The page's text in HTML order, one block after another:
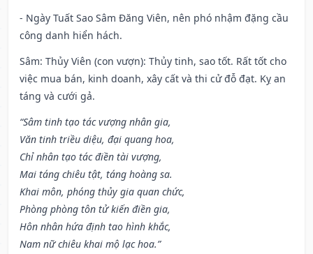
- Ngày Tuất Sao Sâm Đăng Viên, nên phó nhậm đặng cầu
công danh hiển hách.
Sâm: Thủy Viên (con vượn): Thủy tinh, sao tốt. Rất tốt cho
việc mua bán, kinh doanh, xây cất và thi cử đỗ đạt. Kỵ an
táng và cưới gả.
“Sâm tinh tạo tác vượng nhân gia,
Văn tinh triều diệu, đại quang hoa,
Chỉ nhân tạo tác điền tài vượng,
Mai táng chiêu tật, táng hoàng sa.
Khai môn, phóng thủy gia quan chức,
Phòng phòng tôn tử kiến điền gia,
Hôn nhân hứa định tao hình khắc,
Nam nữ chiêu khai mộ lạc hoa.”